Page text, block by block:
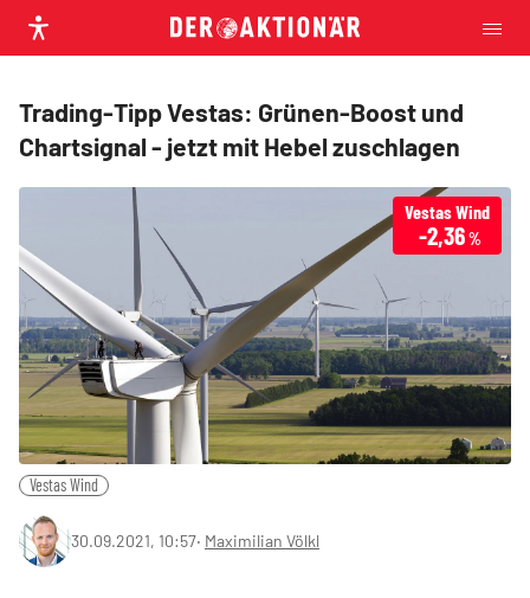
Trading-Tipp Vestas: Grünen-Boost und
Chartsignal - jetzt mit Hebel zuschlagen
Vestas Wind
-2,36 %
Vestas Wind
30.09.2021, 10:57‧ Maximilian Völkl